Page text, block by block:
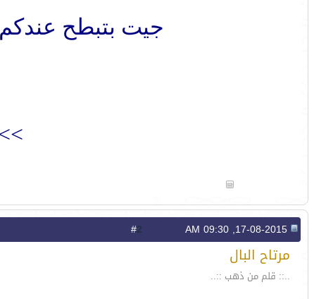
جيت بتبطح
2
مرتاح البال
..:: قلم من ذهب ::..